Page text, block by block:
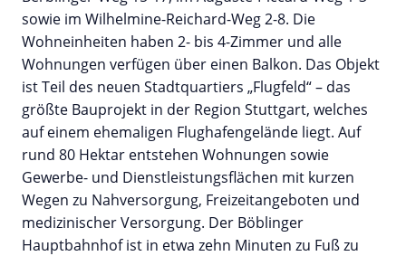
sowie im Wilhelmine-Reichard-Weg 2-8. Die
Wohneinheiten haben 2- bis 4-Zimmer und alle
Wohnungen verfügen über einen Balkon. Das Objekt
ist Teil des neuen Stadtquartiers „Flugfeld“ – das
größte Bauprojekt in der Region Stuttgart, welches
auf einem ehemaligen Flughafengelände liegt. Auf
rund 80 Hektar entstehen Wohnungen sowie
Gewerbe- und Dienstleistungsflächen mit kurzen
Wegen zu Nahversorgung, Freizeitangeboten und
medizinischer Versorgung. Der Böblinger
Hauptbahnhof ist in etwa zehn Minuten zu Fuß zu